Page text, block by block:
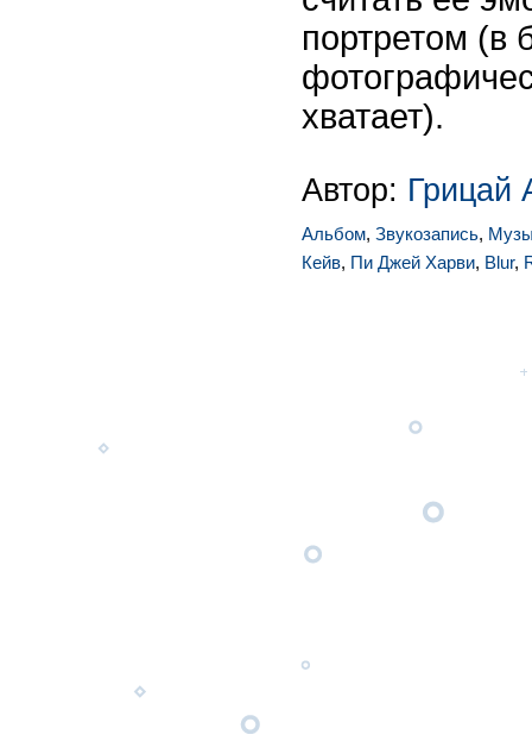
портретом (в
хватает).
Автор: Грицай
Альбом, Звукозапись,
Кейв, Пи Джей Харви, Blur,